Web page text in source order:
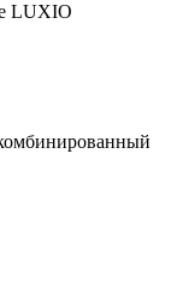
LUXIO